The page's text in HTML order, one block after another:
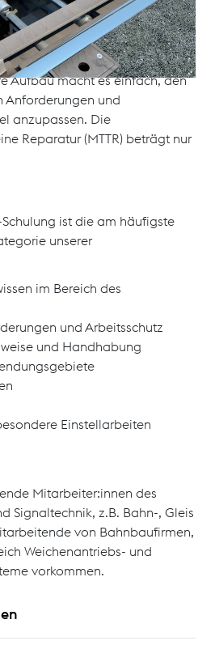
und
macht ein Nachrüsten,
in vorhandene Systeme
Aufbau macht es einfach, den
Anforderungen und
anzupassen. Die
Reparatur (MTTR) beträgt nur
ist die am häufigste
unserer
im Bereich des
und Arbeitsschutz
und Handhabung
Einstellarbeiten
Mitarbeiter:innen des
Signaltechnik, z.B. Bahn-, Gleis
von Bahnbaufirmen,
Weichenantriebs- und
vorkommen.